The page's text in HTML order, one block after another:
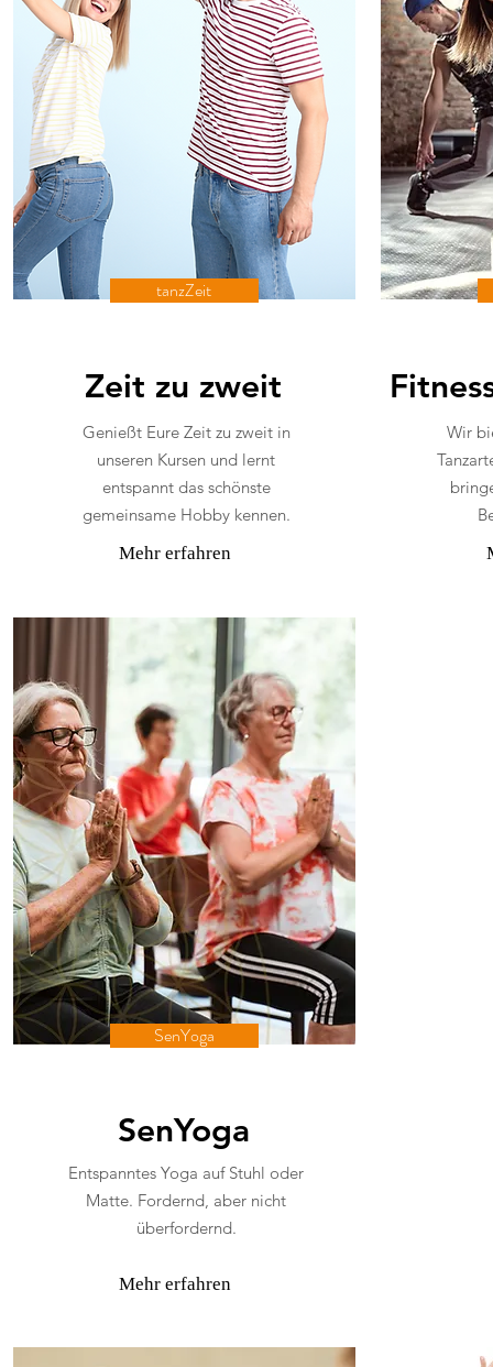
tanzZeit
Zeit zu zweit
Genießt Eure Zeit zu zweit in
unseren Kursen und lernt
entspannt das schönste
gemeinsame Hobby kennen.
Mehr erfahren
Wir
SenYoga
SenYoga
Entspanntes Yoga auf Stuhl oder
Matte. Fordernd, aber nicht
überfordernd.
Mehr erfahren